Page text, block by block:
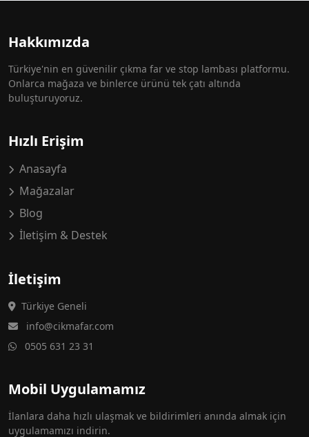
Hakkımızda
Türkiye'nin en güvenilir çıkma far ve stop lambası platformu.
Onlarca mağaza ve binlerce ürünü tek çatı altında
buluşturuyoruz.
Hızlı Erişim
Anasayfa
Mağazalar
Blog
İletişim & Destek
İletişim
Türkiye Geneli
info@cikmafar.com
0505 631 23 31
Mobil Uygulamamız
İlanlara daha hızlı ulaşmak ve bildirimleri anında almak için
uygulamamızı indirin.